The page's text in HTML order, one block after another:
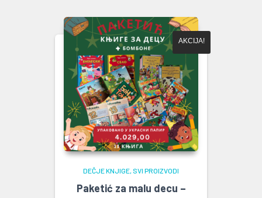
AKCIJA!
DEČJE KNJIGE SVI PROIZVODI
Paketić za malu decu –